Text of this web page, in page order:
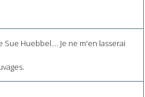
Sue Huebbel.... Je ne m'en lasserai